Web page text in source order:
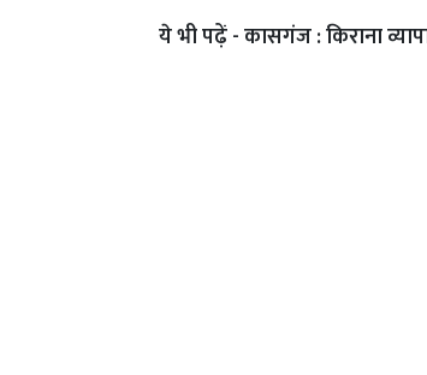
ये भी पढ़ें -कासगंज : किराना